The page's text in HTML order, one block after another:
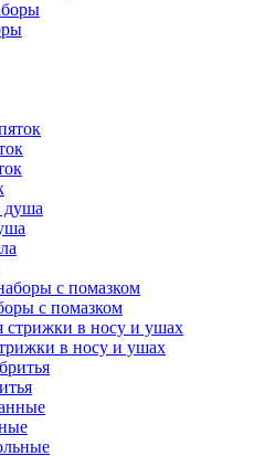
с помазком
в носу и ушах